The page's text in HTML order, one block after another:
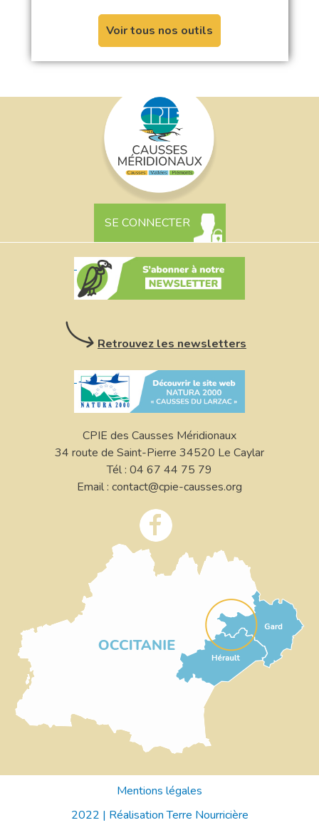
Voir tous nos outils
SE CONNECTER
Retrouvez les newsletters
CPIE des Causses Méridionaux
34 route de Saint-Pierre 34520 Le Caylar
Tél : 04 67 44 75 79
Email : contact@cpie-causses.org
Mentions légales
2022 | Réalisation Terre Nourricière